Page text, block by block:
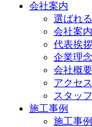
会社案内
選ばれ
会社案
代表挨拶
企業理念
会社概要
アクセ
スタッ
施工事例
施工事